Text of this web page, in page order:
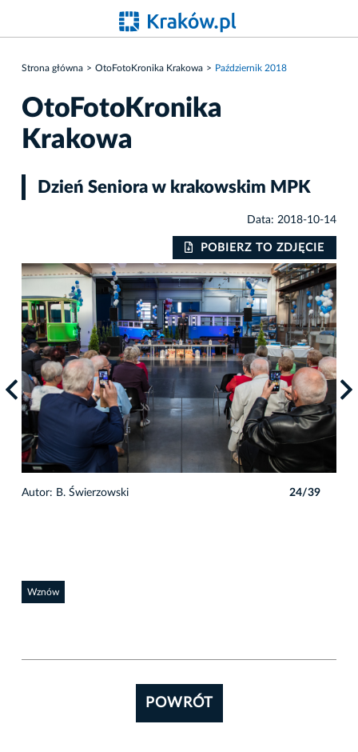
Strona główna OtoFotoKronika Krakowa Październik 2018
OtoFotoKronika
Krakowa
Dzień Seniora w krakowskim MPK
Data: 2018-10-14
POBIERZ TO ZDJĘCIE
Autor: B. Świerzowski 24/39
Wznów
POWRÓT